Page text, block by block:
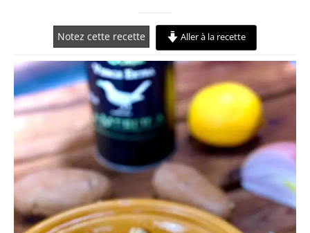
Notez cette recette Aller à la recette